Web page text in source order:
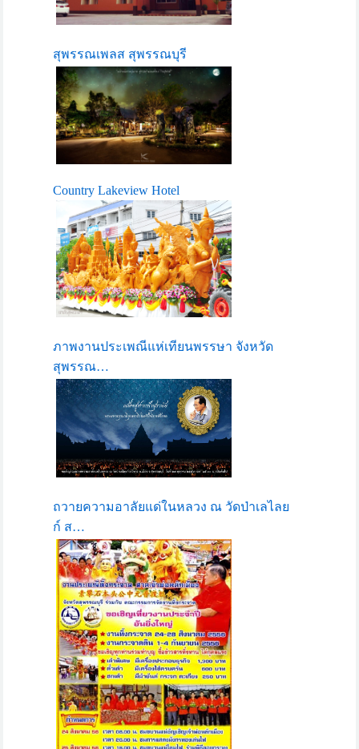
สุพรรณเพลส สุพรรณบุรี
Country Lakeview Hotel
ภาพงานประเพณีแห่เทียนพรรษา จังหวัด
สุพรรณ…
ถวายความอาลัยแด่ในหลวง ณ วัดป่าเลไลย
ก์ ส…